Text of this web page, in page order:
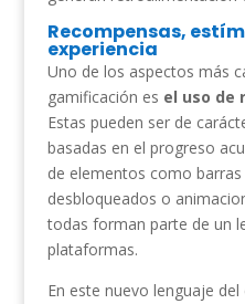
Recompensas,
experiencia
Uno de los aspectos más
gamificación es el uso de
Estas pueden ser de
basadas en el progreso
de elementos como
desbloqueados o
todas forman parte de un
plataformas.
En este nuevo lenguaje